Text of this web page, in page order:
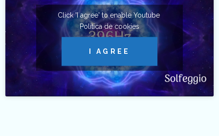
Click 'I agree' to enable Youtube
Política de cookies
I AGREE